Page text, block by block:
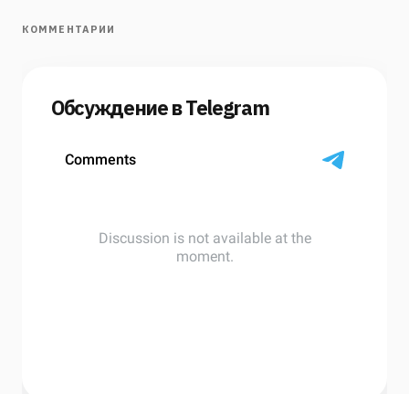
КОММЕНТАРИИ
Обсуждение в Telegram